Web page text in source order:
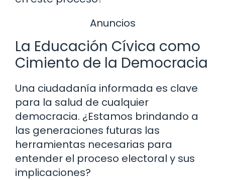
Anuncios
La Educación Cívica como
Cimiento de la Democracia
Una ciudadanía informada es clave
para la salud de cualquier
democracia. ¿Estamos brindando a
las generaciones futuras las
herramientas necesarias para
entender el proceso electoral y sus
implicaciones?